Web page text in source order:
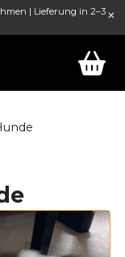
| Lieferung in 2–3